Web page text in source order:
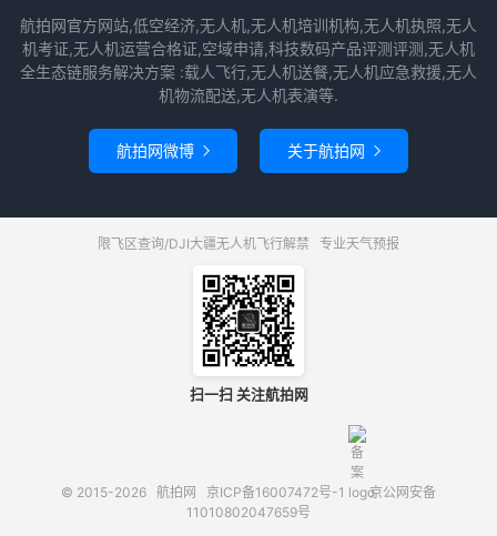
航拍网官方网站,低空经济,无人机,无人机培训机构,无人机执照,无人
机考证,无人机运营合格证,空域申请,科技数码产品评测评测,无人机
全生态链服务解决方案 :载人飞行,无人机送餐,无人机应急救援,无人
机物流配送,无人机表演等.
航拍网微博  关于航拍网 
限飞区查询/DJI大疆无人机飞行解禁 专业天气预报
扫一扫 关注航拍网
© 2015-2026 航拍网 京ICP备16007472号-1
京公网安备
11010802047659号